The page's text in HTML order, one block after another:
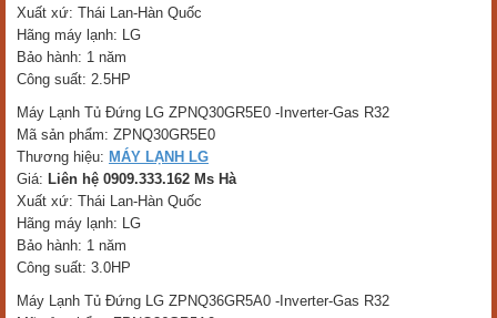
Xuất xứ: Thái Lan-Hàn Quốc
Hãng máy lạnh: LG
Bảo hành: 1 năm
Công suất: 2.5HP
Máy Lạnh Tủ Đứng LG ZPNQ30GR5E0 -Inverter-Gas R32
Mã sản phẩm: ZPNQ30GR5E0
Thương hiệu: MÁY LẠNH LG
Giá: Liên hệ 0909.333.162 Ms Hà
Xuất xứ: Thái Lan-Hàn Quốc
Hãng máy lạnh: LG
Bảo hành: 1 năm
Công suất: 3.0HP
Máy Lạnh Tủ Đứng LG ZPNQ36GR5A0 -Inverter-Gas R32